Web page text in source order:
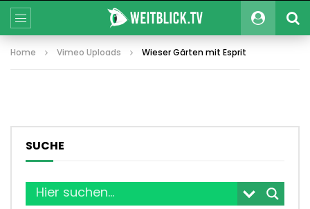
Home Vimeo Uploads Wieser Gärten mit Esprit
SUCHE